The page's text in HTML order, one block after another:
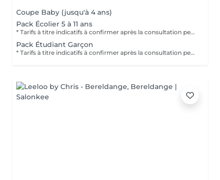
Coupe Baby (jusqu'à 4 ans)
Pack Écolier 5 à 11 ans
* Tarifs à titre indicatifs à confirmer après la consultation personnalisée établit auprès de votre coiffeur/stylist/spécialiste * La direction se réserve le droit dapporter des modifications pour le bon fonctionnement du salon
Pack Étudiant Garçon
* Tarifs à titre indicatifs à confirmer après la consultation personnalisée établit auprès de votre coiffeur/stylist/spécialiste * La direction se réserve le droit dapporter des modifications pour le bon fonctionnement du salon